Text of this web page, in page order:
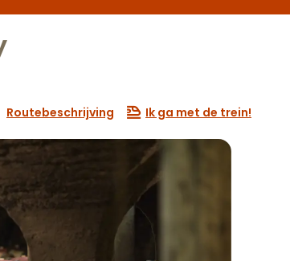
Routebeschrijving Ik ga met de trein!